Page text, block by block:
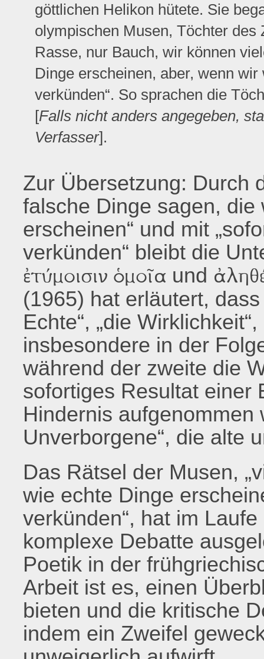
göttlichen Helikon hütete. Sie
olympischen Musen, Töchter des
Rasse, nur Bauch, wir können
Dinge erscheinen, aber, wenn
verkünden“. So sprachen die
[Falls nicht anders angegeben,
Verfasser].
Zur Übersetzung: Durch
falsche Dinge sagen, die
erscheinen“ und mit
verkünden“ bleibt die
ἐτύμοισιν ὁμοῖα und
(1965) hat erläutert,
Echte“, „die
insbesondere in der
während der zweite die
sofortiges Resultat einer
Hindernis aufgenommen
Unverborgene“, die alte
Das Rätsel der Musen,
wie echte Dinge
verkünden“, hat im
komplexe Debatte
Poetik in der
Arbeit ist es, einen
bieten und die kritische
indem ein Zweifel